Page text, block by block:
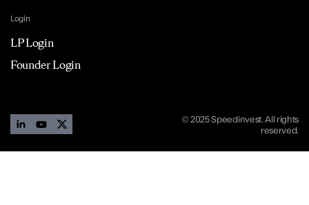
Login
LP Login
Founder Login
© 2025 Speedinvest. All rights
reserved.